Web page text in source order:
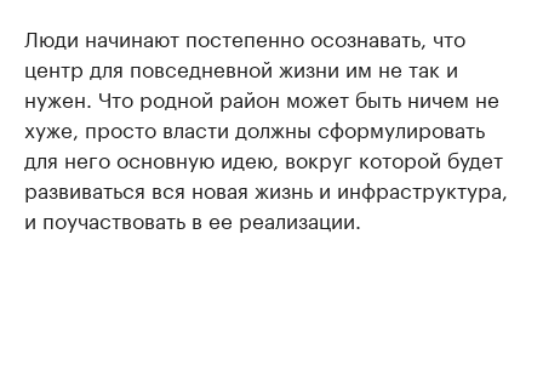
Люди начинают постепенно осознавать, что
центр для повседневной жизни им не так и
нужен. Что родной район может быть ничем не
хуже, просто власти должны сформулировать
для него основную идею, вокруг которой будет
развиваться вся новая жизнь и инфраструктура,
и поучаствовать в ее реализации.